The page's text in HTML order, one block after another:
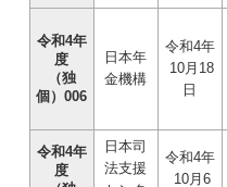
令和4年
度
（独
個）006
日本年
金機構
令和4年
10月18
日
令和4年
度
日本司
法支援
令和4年
10月6